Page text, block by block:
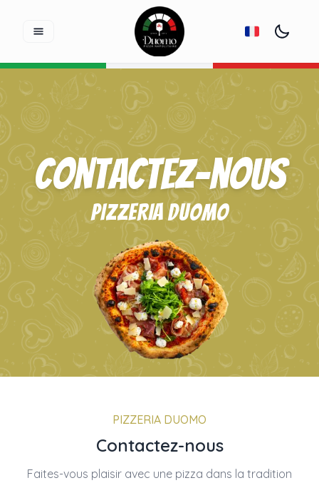
Contactez-nous
PIZZERIA DUOMO
PIZZERIA DUOMO
Contactez-nous
Faites-vous plaisir avec une pizza dans la tradition